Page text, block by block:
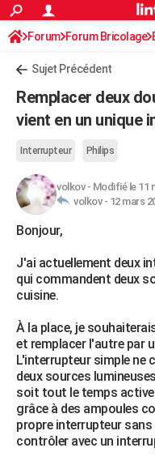
ACTUALITÉS
Politique
Société
Faits Divers
Education
Monde
Villes
+
Programme TV
TNTStreaming
Cinéma
Sorties cinéma
Musique
FINANCE
Retraite
Impôts
Epargne
Immobilier
Risques naturels par ville
Banque
Assurance
Crédit
AUTO
Essais
Réserver un essai
Citadines
Berlines
SUV
Forum auto
HIGH-TECH
Mobiles
Meilleur smartphone
Internet
Ordinateurs
Jeux vidéo
Guide high-tech
BRICOLAGE
Guides de France
Escapades
Patrimoine
Expositions
Musées
Week-end nature
+LIFESTYLE
Alimentation
Guide de la santé
Maladies
Médicaments
Sommeil
VOYAGE
Destinations
City break
Voyage nature
Voyage de noces
Forum
Climat
+PHOTO
GUIDES D'ACHAT
BONS PLANS
Forum Forum Bricolage
Sujet Précédent
Remplacer deux
vient en un unique
Interrupteur Philips
volkov- Modifié le 11
volkov - 12 mars
Bonjour,
J'ai actuellement deux
qui commandent deux
cuisine.
À la place, je
et remplacer l'autre par
L'interrupteur simple ne
deux sources
soit tout le temps
grâce à des ampoules
propre interrupteur
contrôler avec un